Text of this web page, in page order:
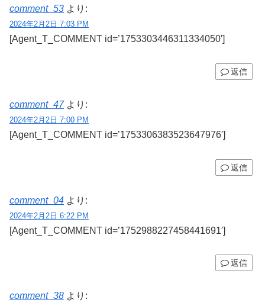
comment_53 より:
2024年2月2日 7:03 PM
[Agent_T_COMMENT id=’1753303446311334050′]
返信
comment_47 より:
2024年2月2日 7:00 PM
[Agent_T_COMMENT id=’1753306383523647976′]
返信
comment_04 より:
2024年2月2日 6:22 PM
[Agent_T_COMMENT id=’1752988227458441691′]
返信
comment_38 より: